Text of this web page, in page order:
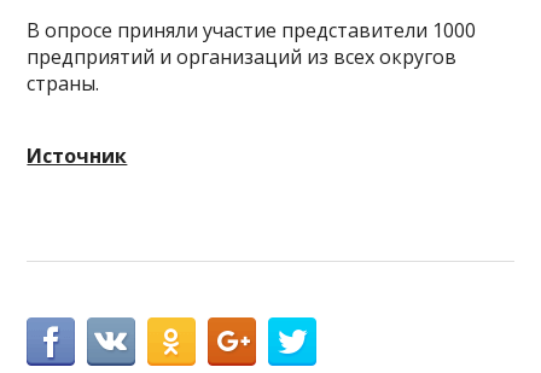
В опросе приняли участие представители 1000
предприятий и организаций из всех округов
страны.
Источник